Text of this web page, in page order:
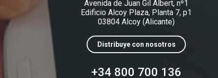
Avenida de Juan Gil Albert, nº1
Edificio Alcoy Plaza, Planta 7, p1
03804 Alcoy (Alicante)
Distribuye con nosotros
+34 800 700 136